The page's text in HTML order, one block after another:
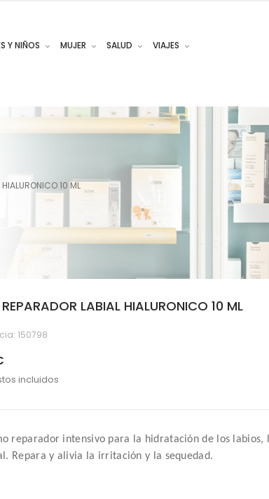
Y NIÑOS MUJER SALUD
VIAJES
10 ML
LABIAL HIALURONICO 10 ML
150798
incluidos
reparador intensivo para la hidratación de los labios,
Repara y alivia la irritación y la sequedad.